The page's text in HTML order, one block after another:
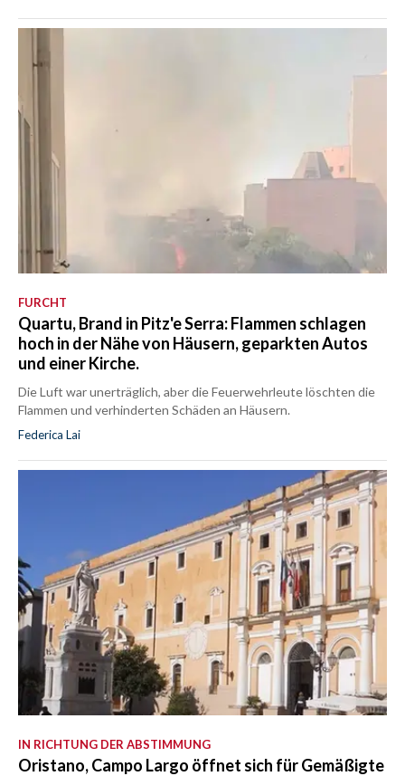
FURCHT
Quartu, Brand in Pitz'e Serra: Flammen schlagen
hoch in der Nähe von Häusern, geparkten Autos
und einer Kirche.
Die Luft war unerträglich, aber die Feuerwehrleute löschten die
Flammen und verhinderten Schäden an Häusern.
Federica Lai
IN RICHTUNG DER ABSTIMMUNG
Oristano, Campo Largo öffnet sich für Gemäßigte